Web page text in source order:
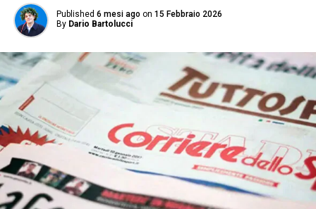
Published 6 mesi ago on 15 Febbraio 2026
By Dario Bartolucci